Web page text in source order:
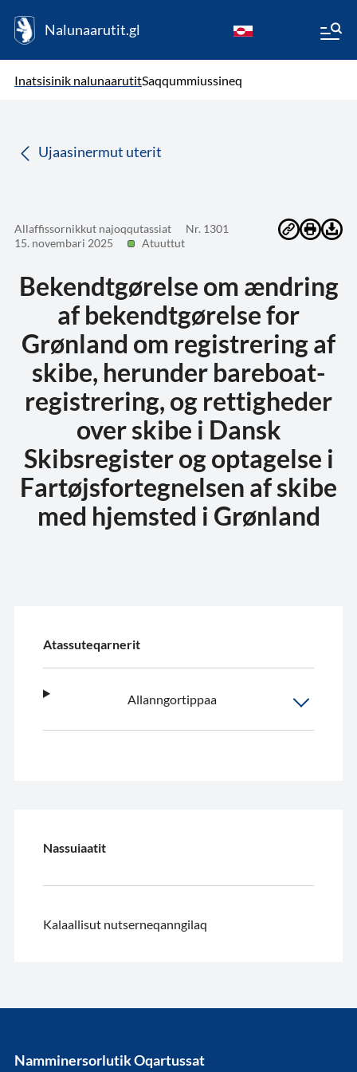
Nalunaarutit.gl
Inatsisinik nalunaarutitSaqqummiussineq
Ujaasinermut uterit
Allaffissornikkut najoqqutassiat
Nr. 1301
15. novembari 2025
Atuuttut
Bekendtgørelse om ændring
af bekendtgørelse for
Grønland om registrering af
skibe, herunder bareboat-
registrering, og rettigheder
over skibe i Dansk
Skibsregister og optagelse i
Fartøjsfortegnelsen af skibe
med hjemsted i Grønland
Atassuteqarnerit
Allanngortippaa
Nassuiaatit
Kalaallisut nutserneqanngilaq
Namminersorlutik Oqartussat